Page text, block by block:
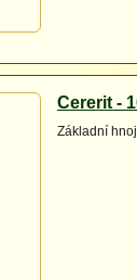
Cererit -
Základní